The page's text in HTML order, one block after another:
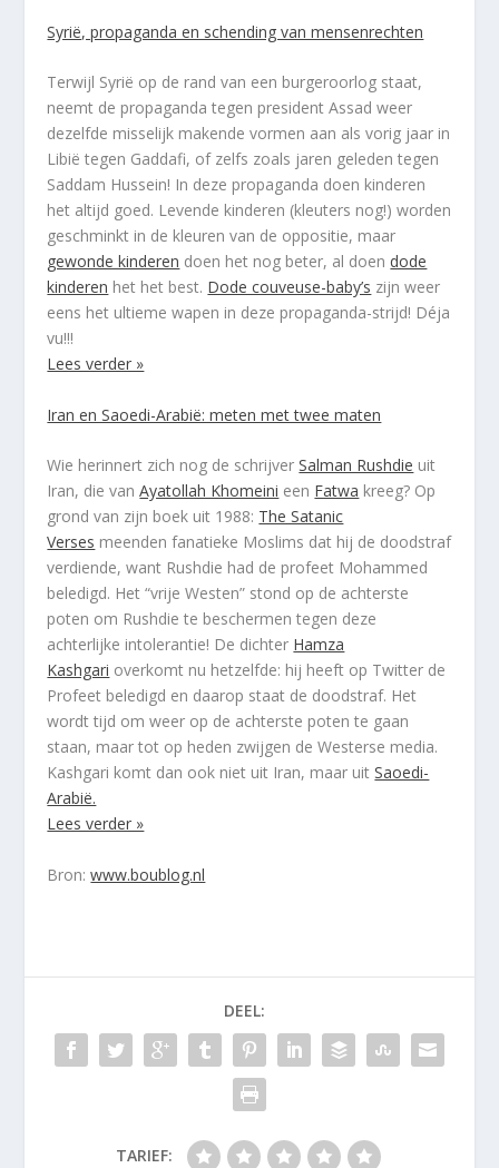
Syrië, propaganda en schending van mensenrechten
Terwijl Syrië op de rand van een burgeroorlog staat,
neemt de propaganda tegen president Assad weer
dezelfde misselijk makende vormen aan als vorig jaar in
Libië tegen Gaddafi, of zelfs zoals jaren geleden tegen
Saddam Hussein! In deze propaganda doen kinderen
het altijd goed. Levende kinderen (kleuters nog!) worden
geschminkt in de kleuren van de oppositie, maar
gewonde kinderen doen het nog beter, al doen dode
kinderen het het best. Dode couveuse-baby’s zijn weer
eens het ultieme wapen in deze propaganda-strijd! Déja
vu!!!
Lees verder »
Iran en Saoedi-Arabië: meten met twee maten
Wie herinnert zich nog de schrijverSalman Rushdie uit
Iran, die vanAyatollah Khomeini een Fatwa kreeg? Op
grond van zijn boek uit 1988: The Satanic
Verses meenden fanatieke Moslims dat hij de doodstraf
verdiende, want Rushdie had de profeet Mohammed
beledigd. Het “vrije Westen” stond op de achterste
poten om Rushdie te beschermen tegen deze
achterlijke intolerantie! De dichter Hamza
Kashgari overkomt nu hetzelfde: hij heeft op Twitter de
Profeet beledigd en daarop staat de doodstraf. Het
wordt tijd om weer op de achterste poten te gaan
staan, maar tot op heden zwijgen de Westerse media.
Kashgari komt dan ook niet uit Iran, maar uitSaoedi-
Arabië.
Lees verder »
Bron:www.boublog.nl
DEEL:
TARIEF: